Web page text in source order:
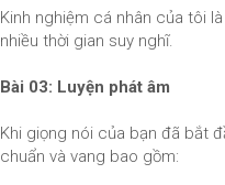
Kinh nghiệm cá nhân của tôi
nhiều thời gian suy nghĩ.
Bài 03: Luyện phát âm
Khi giọng nói của bạn đã bắt
chuẩn và vang bao gồm: